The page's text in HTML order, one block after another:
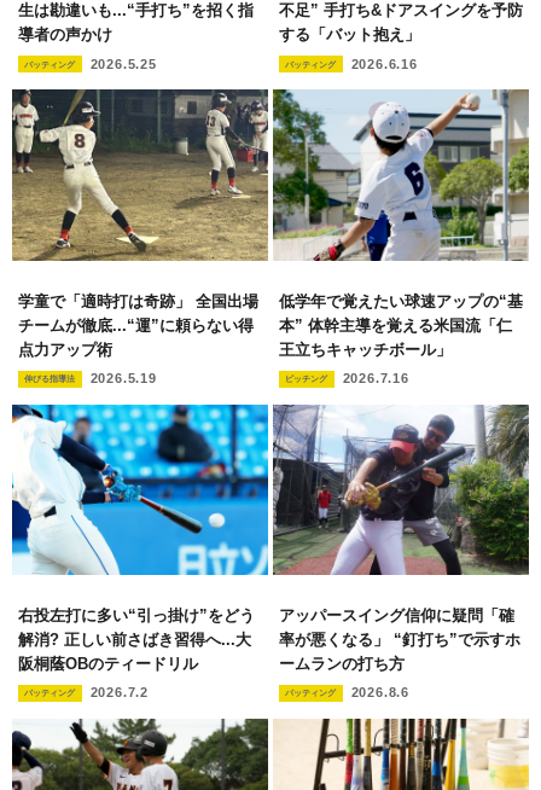
生は勘違いも...“手打ち”を招く指
導者の声かけ
バッティング 2026.5.25
不足” 手打ち&ドアスイングを予防
する「バット抱え」
バッティング 2026.6.16
学童で「適時打は奇跡」 全国出場
チームが徹底...“運”に頼らない得
点力アップ術
伸びる指導法 2026.5.19
低学年で覚えたい球速アップの“基
本” 体幹主導を覚える米国流「仁
王立ちキャッチボール」
ピッチング 2026.7.16
右投左打に多い“引っ掛け”をどう
解消? 正しい前さばき習得へ...大
阪桐蔭OBのティードリル
バッティング 2026.7.2
アッパースイング信仰に疑問「確
率が悪くなる」 “釘打ち”で示すホ
ームランの打ち方
バッティング 2026.8.6